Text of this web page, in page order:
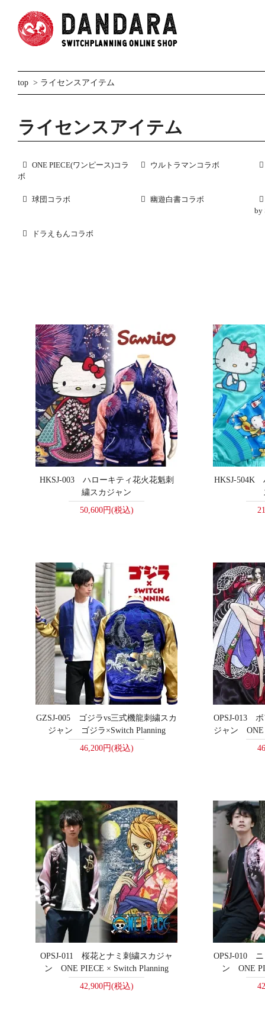
top > ライセンスアイテム
ライセンスアイテム
ONE PIECE(ワンピース)コラ
ボ
ウルトラマンコラボ
球団コラボ
幽遊白書コラボ
by
ドラえもんコラボ
HKSJ-003 ハローキティ花火花魁刺
繍スカジャン
50,600円(税込)
HKSJ-504K
GZSJ-005 ゴジラvs三式機龍刺繍スカ
ジャン ゴジラ×Switch Planning
46,200円(税込)
OPSJ-013
ジャン ONE
OPSJ-011 桜花とナミ刺繍スカジャ
ン ONE PIECE × Switch Planning
42,900円(税込)
OPSJ-010
ン ONE